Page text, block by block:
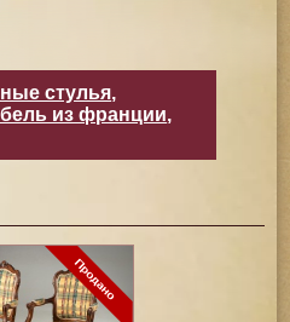
стулья,
из франции,